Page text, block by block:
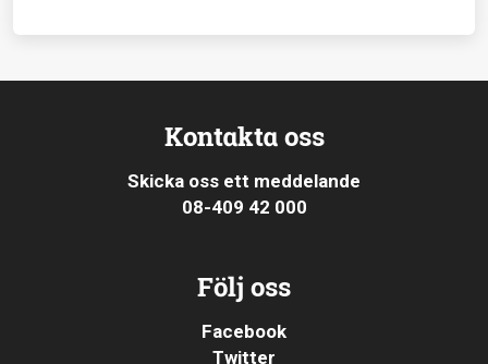
Kontakta oss
Skicka oss ett meddelande
08-409 42 000
Följ oss
Facebook
Twitter